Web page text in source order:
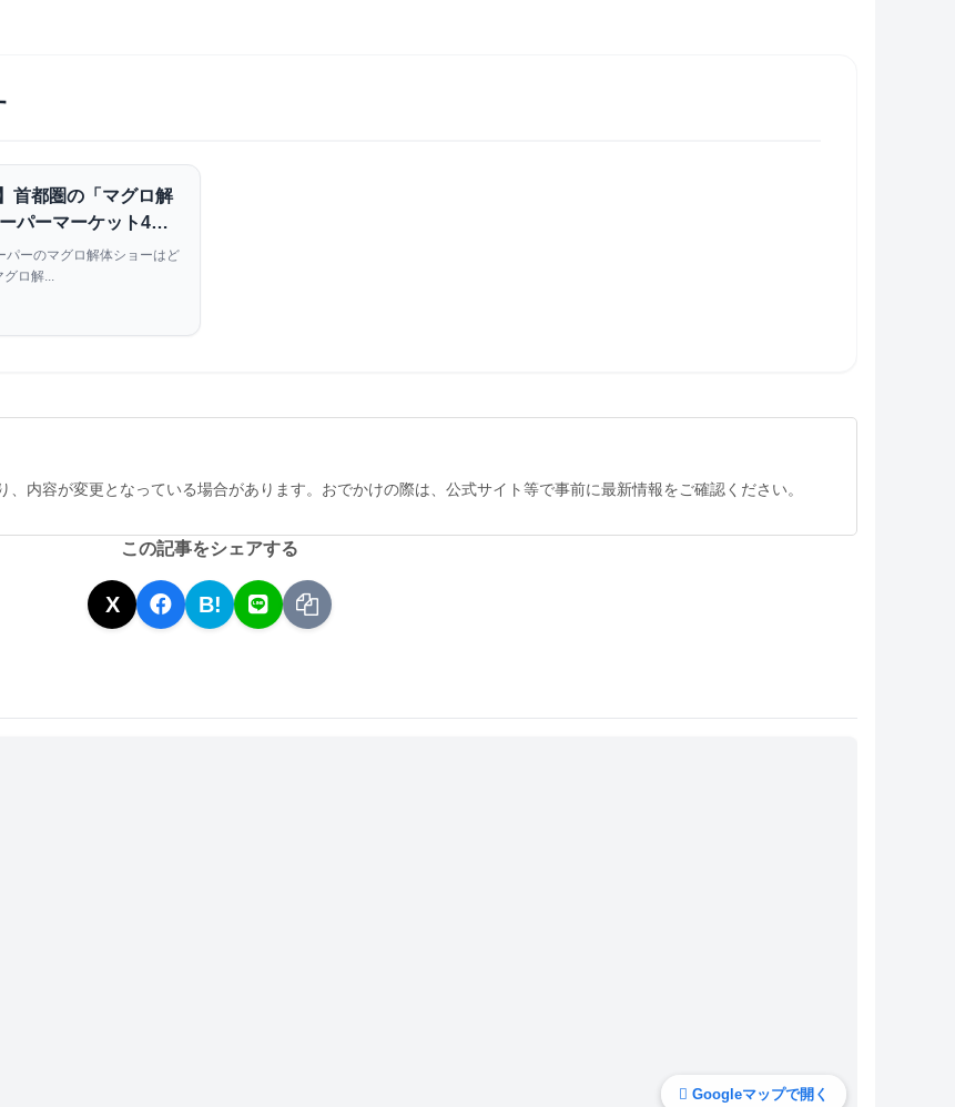
首都圏の「マグロ解
パーマーケット4
をお得にゲット！
パーのマグロ解体ショーはど
グロ解...
内容が変更となっている場合があります。おでかけの際は、公式サイト等で事前に最新情報をご確認ください。
この記事をシェアする
X B!
Googleマップで開く